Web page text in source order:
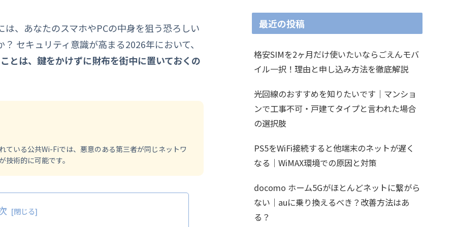
、あなたのスマホやPCの中身を狙う恐ろしい
セキュリティ意識が高まる2026年において、
とは、鍵をかけずに財布を街中に置いておくの
ている公共Wi-Fiでは、悪意のある第三者が同じネットワ
術的に可能です。
最近の投稿
格安SIMを2ヶ月だけ使いたいならごえんモバ
イル一択！理由と申し込み方法を徹底解説
光回線のおすすめを知りたいです｜マンショ
ンで工事不可・戸建てタイプと言われた場合
の選択肢
PS5をWiFi接続すると他端末のネットが遅く
なる｜WiMAX環境での原因と対策
docomo ホーム5Gがほとんどネットに繋がら
ない｜auに乗り換えるべき？改善方法はあ
る？